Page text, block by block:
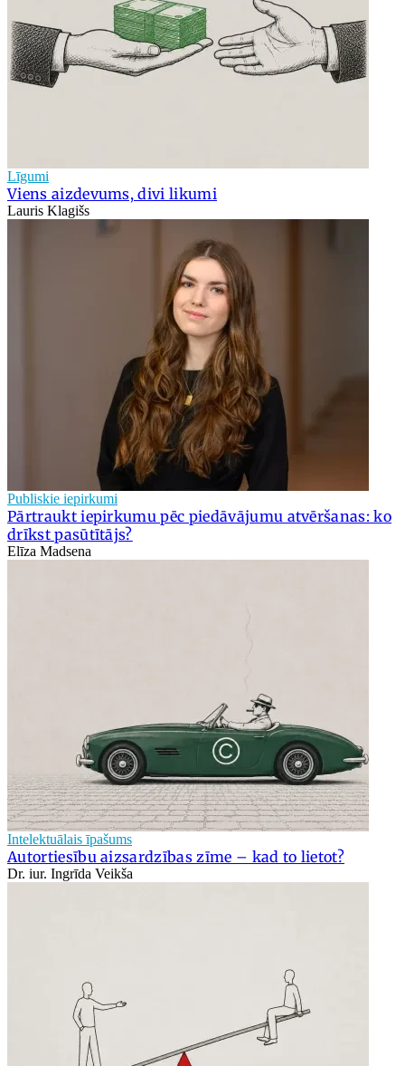
Līgumi
Viens aizdevums, divi likumi
Lauris Klagišs
Publiskie iepirkumi
Pārtraukt iepirkumu pēc piedāvājumu atvēršanas: ko
drīkst pasūtītājs?
Elīza Madsena
Intelektuālais īpašums
Autortiesību aizsardzības zīme – kad to lietot?
Dr. iur. Ingrīda Veikša